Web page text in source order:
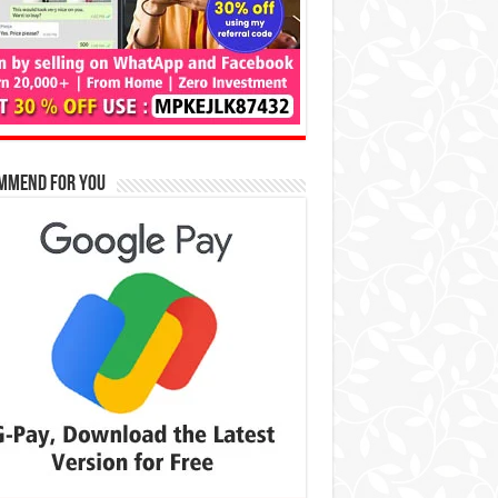
for You